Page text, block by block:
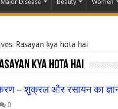
Major Disease Beauty Women
Rasayan kya hota hai
kya hota hai
– शुक्रल और रसायन का
0